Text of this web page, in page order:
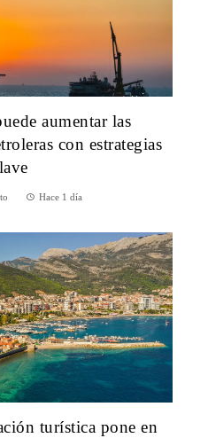
aumentar las
con estrategias
Hace 1 día
turística pone en